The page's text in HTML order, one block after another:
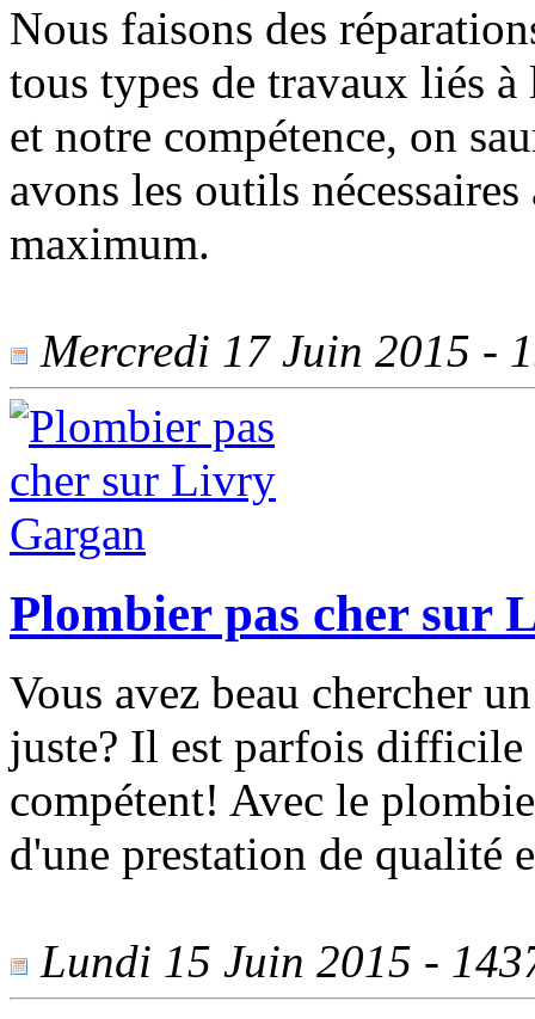
Nous faisons des
tous types de travaux liés
et notre compétence, on
avons les outils
maximum.
Mercredi 17 Juin 2015 -
Plombier pas cher sur
Vous avez beau chercher
juste? Il est parfois
compétent! Avec le
d'une prestation de qualité
Lundi 15 Juin 2015 -